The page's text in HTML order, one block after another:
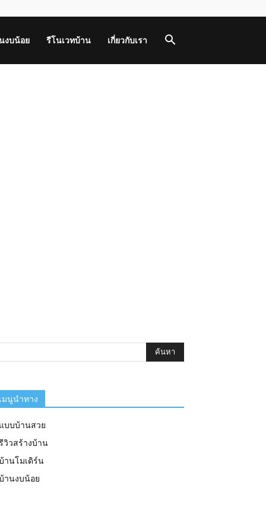
งบน้อย รีโนเวทบ้าน เกี่ยวกับเรา
เมนูนำทาง
แบบบ้านสวย
วิวสร้างบ้าน
านโมเดิร์น
านงบน้อย